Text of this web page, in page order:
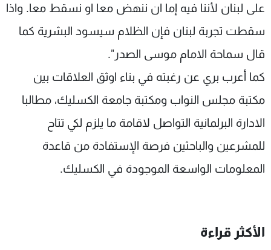
على لبنان لأننا فيه إما ان ننهض معا او نسقط معا. واذا
سقطت تجربة لبنان فإن الظلام سيسود البشرية كما
قال سماحة الامام موسى الصدر".
كما أعرب بري عن رغبته في بناء اوثق العلاقات بين
مكتبة مجلس النواب ومكتبة جامعة الكسليك، مطالبا
الادارة البرلمانية التواصل لاقامة ما يلزم لكي تتاح
للمشرعين والباحثين فرصة الإستفادة من قاعدة
المعلومات الواسعة الموجودة في الكسليك.
الأكثر قراءة